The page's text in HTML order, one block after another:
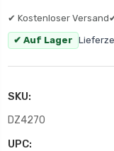
✔ Kostenloser Versand
✔ Auf Lager
SKU:
DZ4270
UPC: